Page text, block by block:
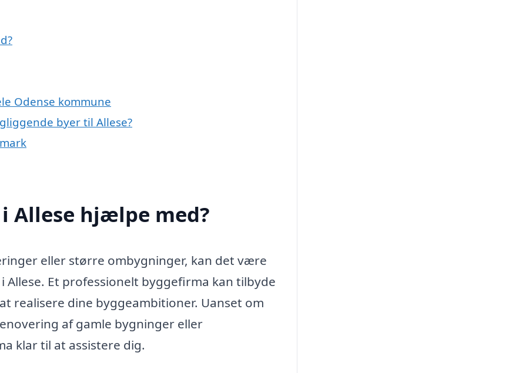
Odense kommune
byer til Allese?
Allese hjælpe med?
eller større ombygninger, kan det være
Et professionelt byggefirma kan tilbyde
realisere dine byggeambitioner. Uanset om
af gamle bygninger eller
klar til at assistere dig.